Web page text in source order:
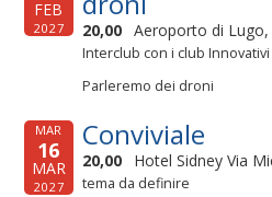
FEB
2027 20,00 Aeroporto di Lugo,
Interclub con i club
Parleremo dei droni
MAR
16
MAR
2027
Conviviale
20,00 Hotel Sidney Via
tema da definire